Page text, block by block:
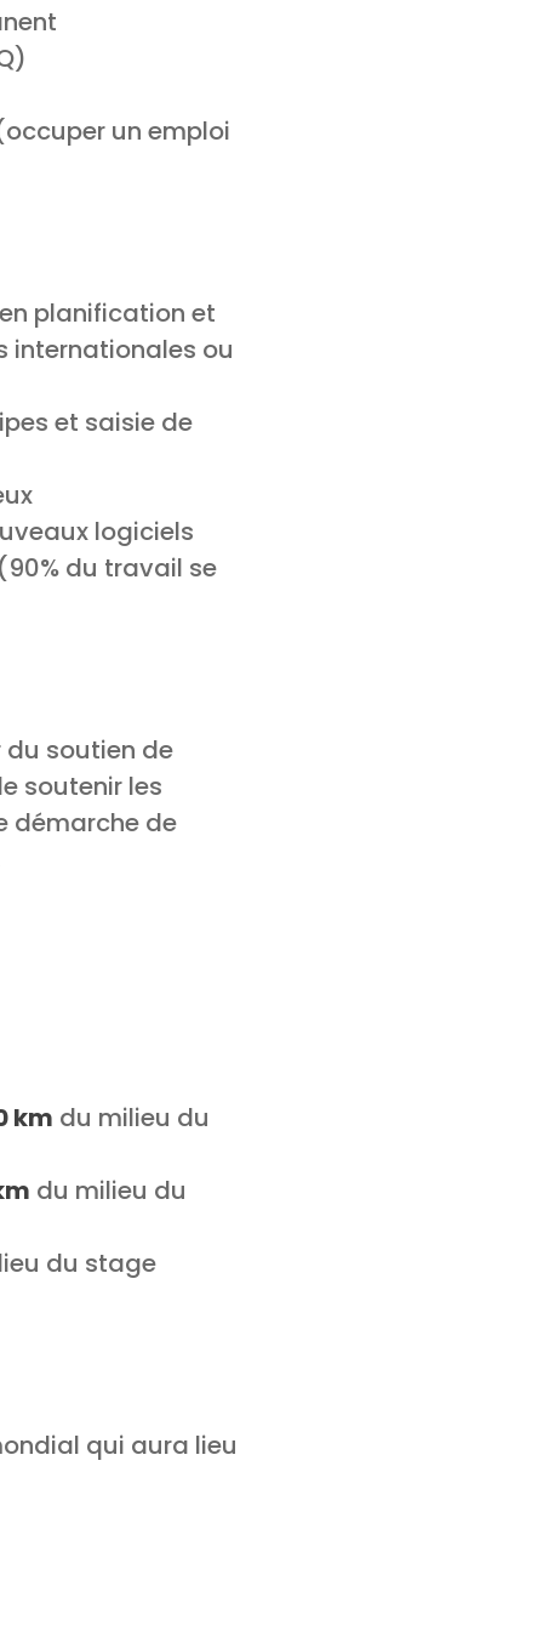
un emploi
planification et
internationales ou
et saisie de
logiciels
du travail se
soutien de
soutenir les
démarche de
km du milieu du
du milieu du
du stage
qui aura lieu